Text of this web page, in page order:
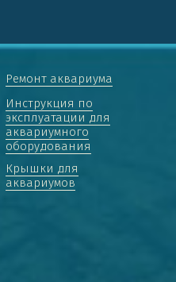
Ремонт аквариума
Инструкция по
эксплуатации для
аквариумного
оборудования
Крышки для
аквариумов